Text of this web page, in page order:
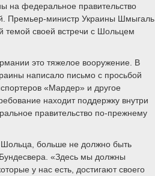
на федеральное правительство
Премьер-министр Украины Шмыгаль
темой своей встречи с Шольцем
это тяжелое вооружение. В
написало письмо с просьбой
«Мардер» и другое
находит поддержку внутри
правительство по-прежнему
больше не должно быть
«Здесь мы должны
у нас есть, достигают своего